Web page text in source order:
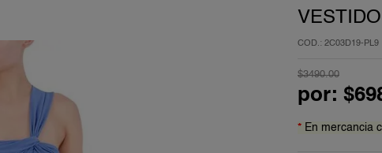
:2C03D19-PL9
$3490.00
por:$
* En mercancia